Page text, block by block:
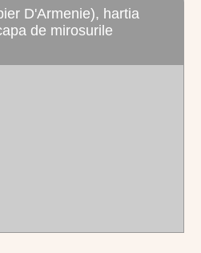
D'Armenie), hartia
de mirosurile